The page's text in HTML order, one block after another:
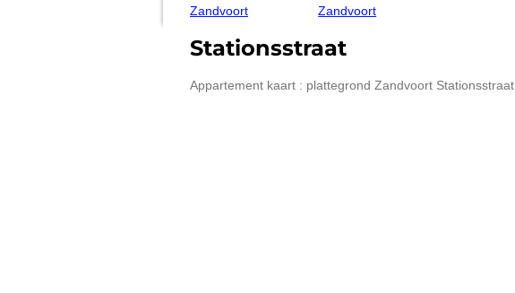
Zandvoort
Zandvoort
Stationsstraat
Appartement kaart : plattegrond Zandvoort Stationsstraat.